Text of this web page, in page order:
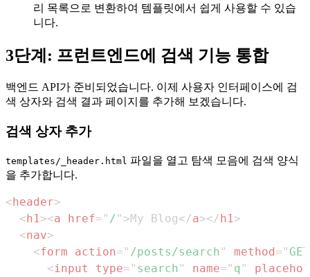
리 목록으로 변환하여 템플릿에서 쉽게 사용할 수 있습
니다.
3단계: 프런트엔드에 검색 기능 통합
백엔드 API가 준비되었습니다. 이제 사용자 인터페이스에 검
색 상자와 검색 결과 페이지를 추가해 보겠습니다.
검색 상자 추가
templates/_header.html 파일을 열고 탐색 모음에 검색 양식
을 추가합니다.
<header>
<h1 ><a href= " / " >My Blog</a></h1 >
<nav>
<form action= " /posts/search " method= " GET
<input type= " search " name= " q "